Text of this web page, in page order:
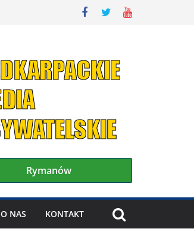
Rymanów
O NAS KONTAKT